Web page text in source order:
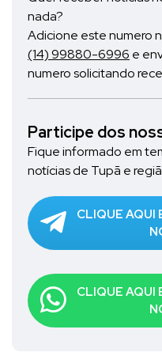
nada?
Adicione este numero
(14) 99880-6996 e
numero solicitando
Participe dos
Fique informado em
notícias de Tupã e
CLIQUE AQUI
CLIQUE AQUI